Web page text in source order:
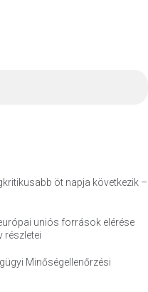
öt napja következik –
uniós források elérése
részletei
Minőségellenőrzési